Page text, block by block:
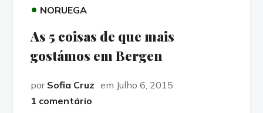
• NORUEGA
As 5 coisas de que mais
gostámos em Bergen
por Sofia Cruz em Julho 6, 2015
1 comentário